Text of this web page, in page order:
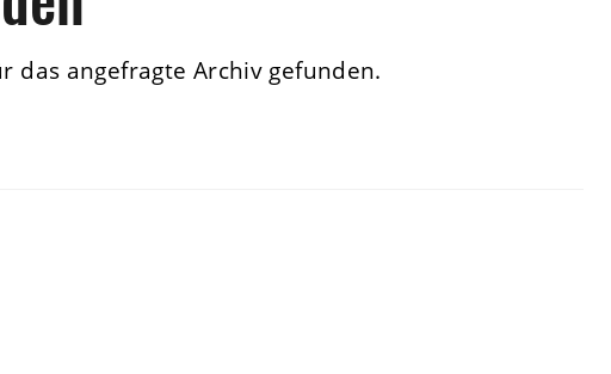
das angefragte Archiv gefunden.